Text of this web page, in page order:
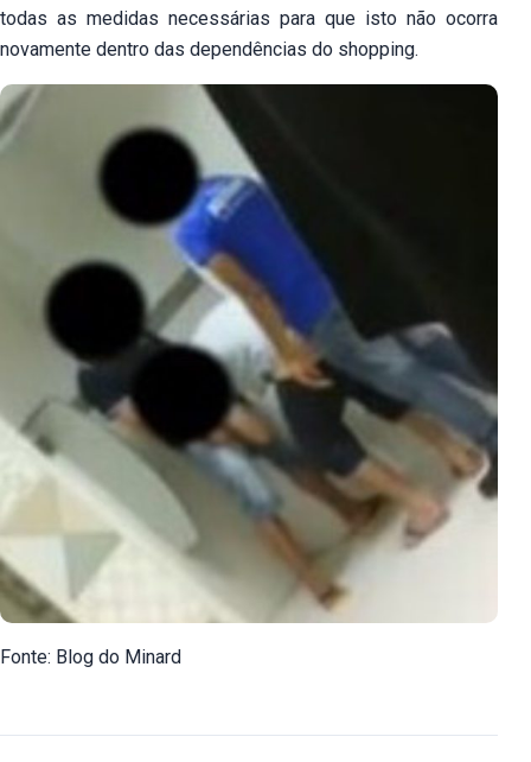
todas as medidas necessárias para que isto não ocorra
novamente dentro das dependências do shopping.
Fonte: Blog do Minard